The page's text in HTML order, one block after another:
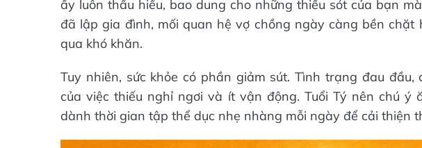
ấy luôn thấu hiểu, bao dung cho những thiếu sót của bạn
đã lập gia đình, mối quan hệ vợ chồng ngày càng bền chặt
qua khó khăn.
Tuy nhiên, sức khỏe có phần giảm sút. Tình trạng đau
của việc thiếu nghỉ ngơi và ít vận động. Tuổi Tý nên chú ý
dành thời gian tập thể dục nhẹ nhàng mỗi ngày để cải thiện